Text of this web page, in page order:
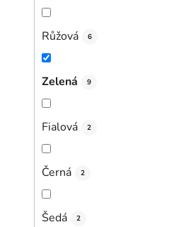
Růžová 6
Zelená 9
Fialová 2
Černá 2
Šedá 2